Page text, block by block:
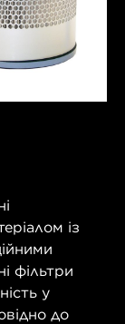
із
фільтри
у
до